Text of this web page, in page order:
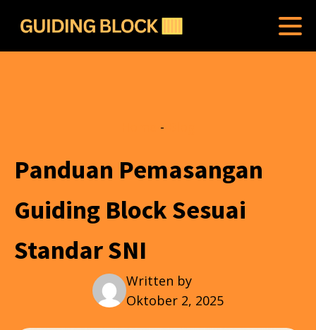
-
Panduan Pemasangan
Guiding Block Sesuai
Standar SNI
Written by
Oktober 2, 2025